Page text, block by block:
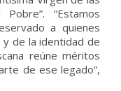
“Estamos
a quienes
de la identidad de
reúne méritos
de ese legado”,